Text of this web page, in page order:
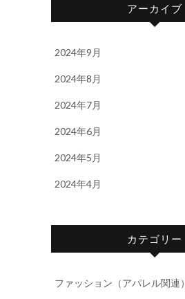
アーカイブ
2024年9月
2024年8月
2024年7月
2024年6月
2024年5月
2024年4月
カテゴリー
ファッション（アパレル関連）